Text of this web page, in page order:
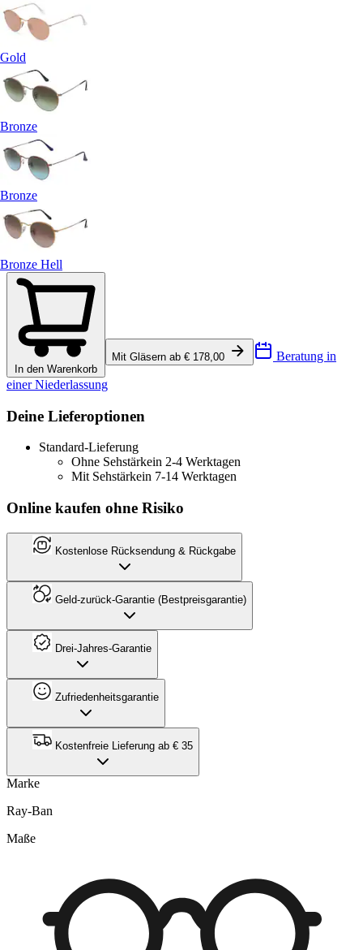
Gold
Bronze
Bronze
Bronze Hell
In den Warenkorb
Mit Gläsern ab € 178,00 Beratung in
einer Niederlassung
Deine Lieferoptionen
Standard-Lieferung
Ohne Sehstärkein 2-4 Werktagen
Mit Sehstärkein 7-14 Werktagen
Online kaufen ohne Risiko
Kostenlose Rücksendung & Rückgabe
Geld-zurück-Garantie (Bestpreisgarantie)
Drei-Jahres-Garantie
Zufriedenheitsgarantie
Kostenfreie Lieferung ab € 35
Marke
Ray-Ban
Maße